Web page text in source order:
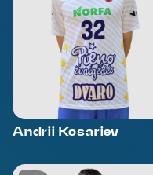
Andrii Kosariev